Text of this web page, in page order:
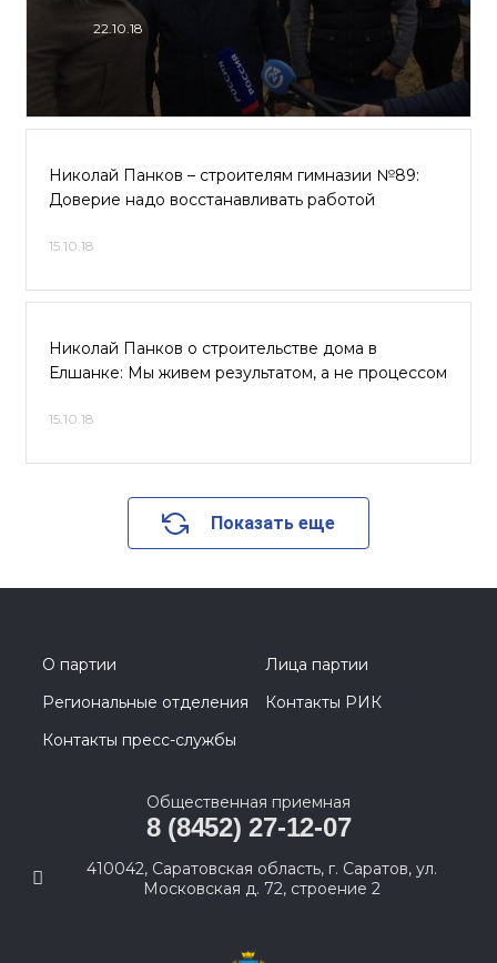
22.10.18
Николай Панков – строителям гимназии №89:
Доверие надо восстанавливать работой
15.10.18
Николай Панков о строительстве дома в
Елшанке: Мы живем результатом, а не процессом
15.10.18
Показать еще
О партии
Лица партии
Региональные отделения
Контакты РИК
Контакты пресс-службы
Общественная приемная
8 (8452) 27-12-07
410042, Саратовская область, г. Саратов, ул.
Московская д. 72, строение 2